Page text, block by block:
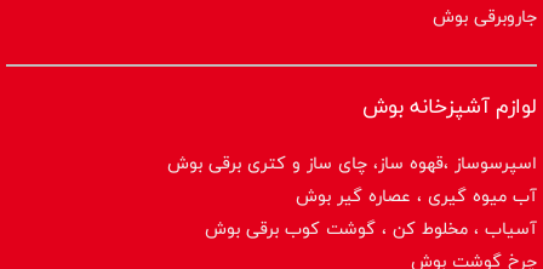
جاروبرقی بوش
لوازم آشپزخانه بوش
اسپرسوساز ،قهوه ساز، چای ساز و کتری برقی بوش
آب میوه گیری ، عصاره گیر بوش
آسیاب ، مخلوط کن ، گوشت کوب برقی بوش
چرخ گوشت بوش